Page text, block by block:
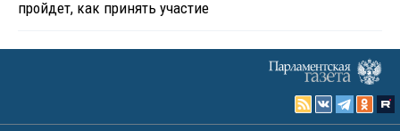
пройдет, как принять участие